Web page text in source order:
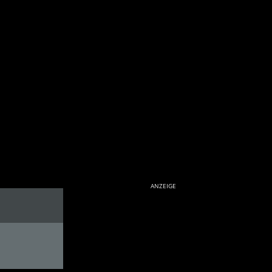
ANZEIGE